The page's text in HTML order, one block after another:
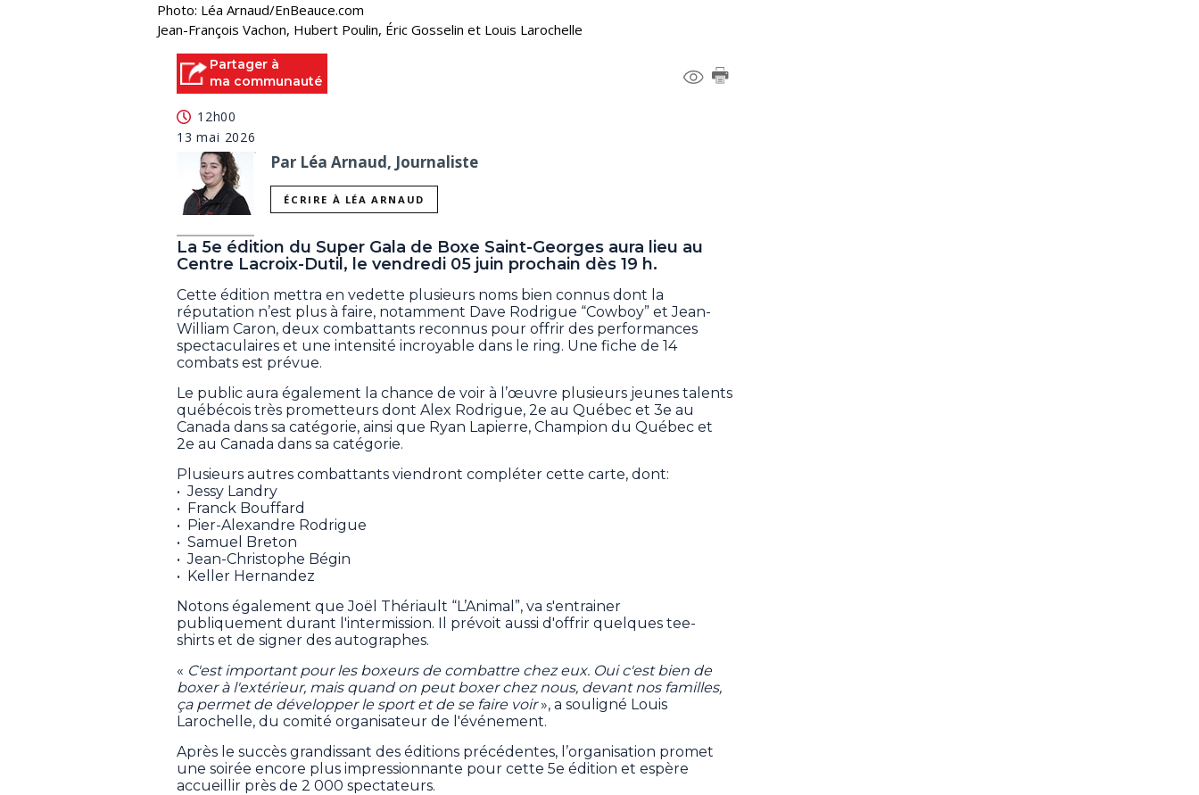
Photo: Léa Arnaud/EnBeauce.com
Jean-François Vachon, Hubert Poulin, Éric Gosselin et Louis Larochelle
Partager à
ma communauté
12h00
13 mai 2026
Par Léa Arnaud, Journaliste
ÉCRIRE À LÉA ARNAUD
La 5e édition du Super Gala de Boxe Saint-Georges aura lieu au
Centre Lacroix-Dutil, le vendredi 05 juin prochain dès 19 h.
Cette édition mettra en vedette plusieurs noms bien connus dont la
réputation n’est plus à faire, notamment Dave Rodrigue “Cowboy” et Jean-
William Caron, deux combattants reconnus pour offrir des performances
spectaculaires et une intensité incroyable dans le ring. Une fiche de 14
combats est prévue.
Le public aura également la chance de voir à l’œuvre plusieurs jeunes talents
québécois très prometteurs dont Alex Rodrigue, 2e au Québec et 3e au
Canada dans sa catégorie, ainsi que Ryan Lapierre, Champion du Québec et
2e au Canada dans sa catégorie.
Plusieurs autres combattants viendront compléter cette carte, dont:
• Jessy Landry
• Franck Bouffard
• Pier-Alexandre Rodrigue
• Samuel Breton
• Jean-Christophe Bégin
• Keller Hernandez
Notons également que Joël Thériault “L’Animal”, va s'entrainer
publiquement durant l'intermission. Il prévoit aussi d'offrir quelques tee-
shirts et de signer des autographes.
« C'est important pour les boxeurs de combattre chez eux. Oui c'est bien de
boxer à l'extérieur, mais quand on peut boxer chez nous, devant nos familles,
ça permet de développer le sport et de se faire voir», a souligné Louis
Larochelle, du comité organisateur de l'événement.
Après le succès grandissant des éditions précédentes, l’organisation promet
une soirée encore plus impressionnante pour cette 5e édition et espère
accueillir près de 2 000 spectateurs.